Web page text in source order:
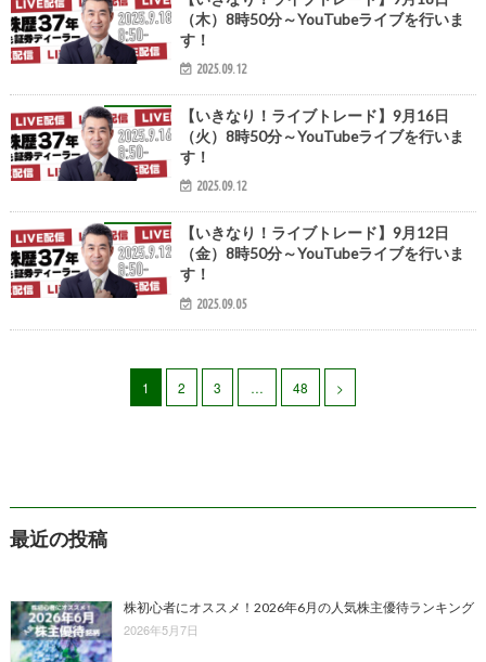
（木）8時50分～YouTubeライブを行いま
す！
2025.09.12
【いきなり！ライブトレード】9月16日
（火）8時50分～YouTubeライブを行いま
す！
2025.09.12
【いきなり！ライブトレード】9月12日
（金）8時50分～YouTubeライブを行いま
す！
2025.09.05
1 2 3 … 48 >
最近の投稿
株初心者にオススメ！2026年6月の人気株主優待ランキング
2026年5月7日